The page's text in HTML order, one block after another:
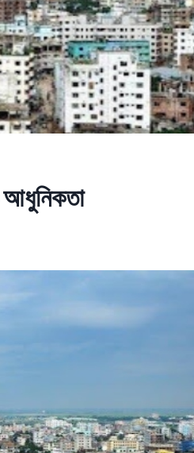
আধুনিকতা